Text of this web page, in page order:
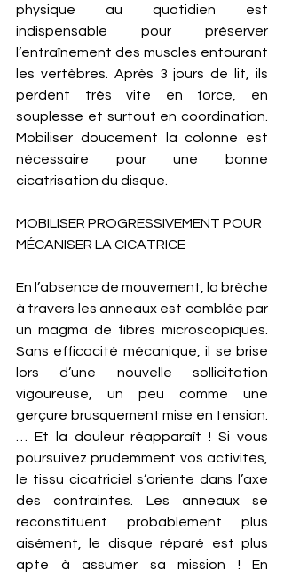
physique au quotidien est
indispensable pour préserver
l’entraînement des muscles entourant
les vertèbres. Après 3 jours de lit, ils
perdent très vite en force, en
souplesse et surtout en coordination.
Mobiliser doucement la colonne est
nécessaire pour une bonne
cicatrisation du disque.
MOBILISER PROGRESSIVEMENT POUR
MÉCANISER LA CICATRICE
En l’absence de mouvement, la brèche
à travers les anneaux est comblée par
un magma de fibres microscopiques.
Sans efficacité mécanique, il se brise
lors d’une nouvelle sollicitation
vigoureuse, un peu comme une
gerçure brusquement mise en tension.
… Et la douleur réapparaît ! Si vous
poursuivez prudemment vos activités,
le tissu cicatriciel s’oriente dans l’axe
des contraintes. Les anneaux se
reconstituent probablement plus
aisément, le disque réparé est plus
apte à assumer sa mission ! En